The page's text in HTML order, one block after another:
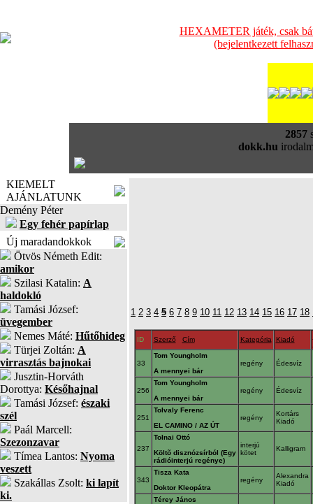
HEXAMETER játék, csak
(bejelentkezett
2857
dokk.hu
KIEMELT
AJÁNLATUNK
Demény Péter
Egy fehér papírlap
Új maradandokkok
Ötvös Németh Edit:
amikor
Szilasi Katalin: A
haldokló
Tamási József:
üvegember
Nemes Máté: Hűtőhideg
Türjei Zoltán: A
virrasztás bajnokai
Jusztin-Horváth
Dorottya: Későhajnal
Tamási József: északi
szél
Paál Marcell:
Szezonzavar
Tímea Lantos: Nyoma
veszett
Szakállas Zsolt: ki lapít
ki.
1 2 3 4 5 6 7 8 9 10 11 12 13 14 15 16 17 18
ID Szerző Cím Kategória Kiadó
33
Tom Youngholm
A mennyei bár
regény Édesvíz
256
Tom Youngholm
A mennyei bár
regény Édesvíz
251
Tolvaly Ferenc
EL CAMINO / AZ ÚT
regény
Kortárs
Kiadó
237
Tolnai Ottó
Költõ disznózsírból (Egy
rádióinterjú regénye)
interjú
kötet
Kalligram
343
Tisza Kata
Doktor Kleopátra
regény
Alexandra
Kiadó
Térey János